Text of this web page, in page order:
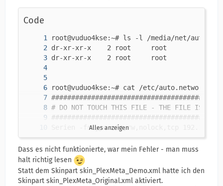
Code
Filme -fstype=nfs,rw,nolock,tcp
Alles anzeigen
Dass es nicht funktionierte, war mein Fehler - man muss
halt richtig lesen
Statt dem Skinpart skin_PlexMeta_Demo.xml hatte ich den
Skinpart skin_PlexMeta_Original.xml aktiviert.